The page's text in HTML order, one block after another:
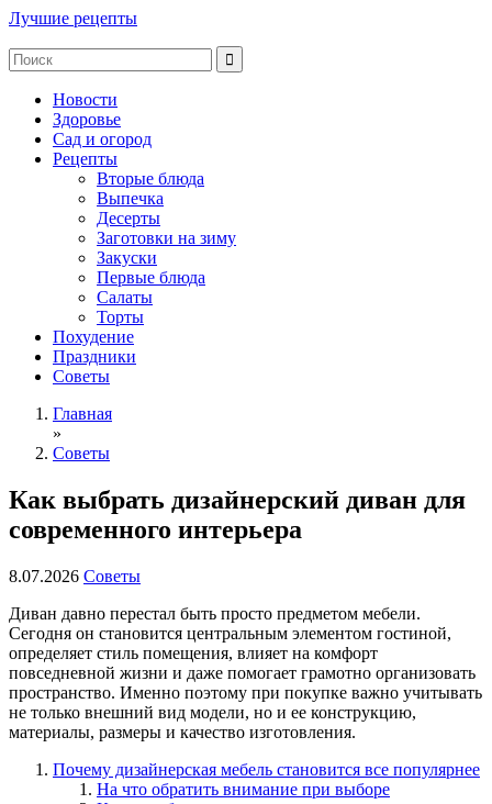
Лучшие рецепты
Новости
Здоровье
Сад и огород
Рецепты
Вторые блюда
Выпечка
Десерты
Заготовки на зиму
Закуски
Первые блюда
Салаты
Торты
Похудение
Праздники
Советы
Главная
»
Советы
Как выбрать дизайнерский диван для
современного интерьера
8.07.2026 Советы
Диван давно перестал быть просто предметом мебели.
Сегодня он становится центральным элементом гостиной,
определяет стиль помещения, влияет на комфорт
повседневной жизни и даже помогает грамотно организовать
пространство. Именно поэтому при покупке важно учитывать
не только внешний вид модели, но и ее конструкцию,
материалы, размеры и качество изготовления.
Почему дизайнерская мебель становится все популярнее
На что обратить внимание при выборе